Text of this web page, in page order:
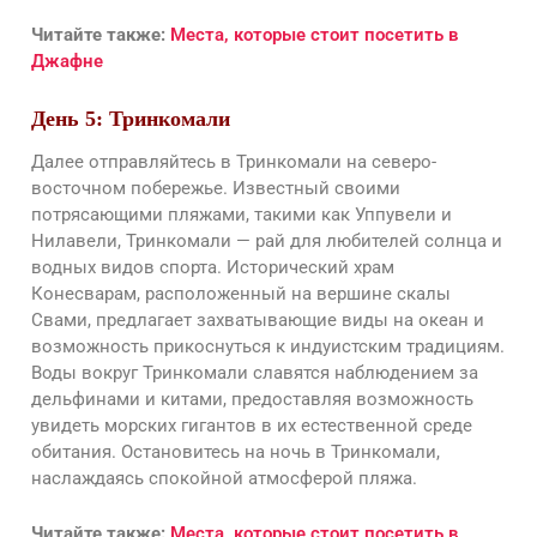
Читайте также: Места, которые стоит посетить в
Джафне
День 5: Тринкомали
Далее отправляйтесь в Тринкомали на северо-
восточном побережье. Известный своими
потрясающими пляжами, такими как Уппувели и
Нилавели, Тринкомали — рай для любителей солнца и
водных видов спорта. Исторический храм
Конесварам, расположенный на вершине скалы
Свами, предлагает захватывающие виды на океан и
возможность прикоснуться к индуистским традициям.
Воды вокруг Тринкомали славятся наблюдением за
дельфинами и китами, предоставляя возможность
увидеть морских гигантов в их естественной среде
обитания. Остановитесь на ночь в Тринкомали,
наслаждаясь спокойной атмосферой пляжа.